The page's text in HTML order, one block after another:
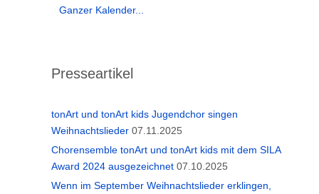
Ganzer Kalender...
Presseartikel
tonArt und tonArt kids Jugendchor singen
Weihnachtslieder 07.11.2025
Chorensemble tonArt und tonArt kids mit dem SILA
Award 2024 ausgezeichnet 07.10.2025
Wenn im September Weihnachtslieder erklingen,